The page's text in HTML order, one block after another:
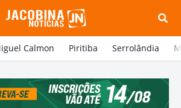
Calmon Piritiba Serrolândia